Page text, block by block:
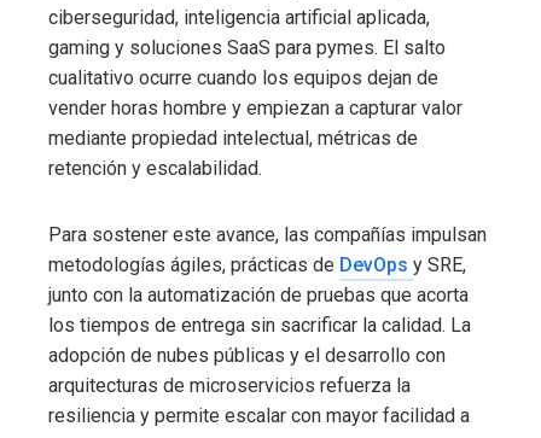
ciberseguridad, inteligencia artificial aplicada,
gaming y soluciones SaaS para pymes. El salto
cualitativo ocurre cuando los equipos dejan de
vender horas hombre y empiezan a capturar valor
mediante propiedad intelectual, métricas de
retención y escalabilidad.
Para sostener este avance, las compañías impulsan
metodologías ágiles, prácticas de DevOps y SRE,
junto con la automatización de pruebas que acorta
los tiempos de entrega sin sacrificar la calidad. La
adopción de nubes públicas y el desarrollo con
arquitecturas de microservicios refuerza la
resiliencia y permite escalar con mayor facilidad a